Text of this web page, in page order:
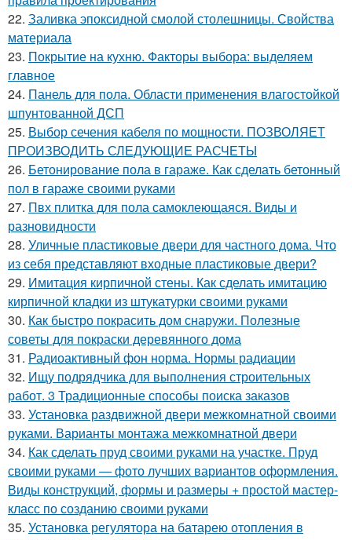
22. Заливка эпоксидной смолой столешницы. Свойства
материала
23. Покрытие на кухню. Факторы выбора: выделяем
главное
24. Панель для пола. Области применения влагостойкой
шпунтованной ДСП
25. Выбор сечения кабеля по мощности. ПОЗВОЛЯЕТ
ПРОИЗВОДИТЬ СЛЕДУЮЩИЕ РАСЧЕТЫ
26. Бетонирование пола в гараже. Как сделать бетонный
пол в гараже своими руками
27. Пвх плитка для пола самоклеющаяся. Виды и
разновидности
28. Уличные пластиковые двери для частного дома. Что
из себя представляют входные пластиковые двери?
29. Имитация кирпичной стены. Как сделать имитацию
кирпичной кладки из штукатурки своими руками
30. Как быстро покрасить дом снаружи. Полезные
советы для покраски деревянного дома
31. Радиоактивный фон норма. Нормы радиации
32. Ищу подрядчика для выполнения строительных
работ. 3 Традиционные способы поиска заказов
33. Установка раздвижной двери межкомнатной своими
руками. Варианты монтажа межкомнатной двери
34. Как сделать пруд своими руками на участке. Пруд
своими руками — фото лучших вариантов оформления.
Виды конструкций, формы и размеры + простой мастер-
класс по созданию своими руками
35. Установка регулятора на батарею отопления в